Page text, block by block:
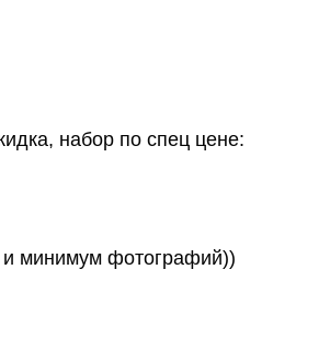
набор по спец цене:
минимум фотографий))